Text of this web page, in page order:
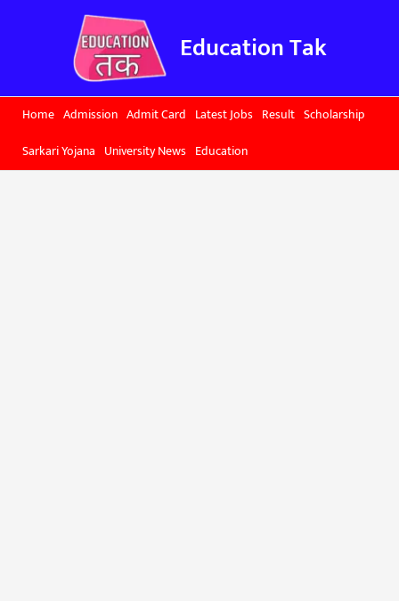
Education Tak
Home Admission Admit Card Latest Jobs Result Scholarship
Sarkari Yojana University News Education